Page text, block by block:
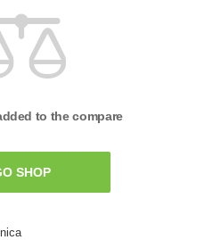
to the compare
SHOP